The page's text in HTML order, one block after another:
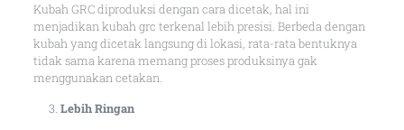
Kubah GRC diproduksi dengan cara dicetak, hal ini
menjadikan kubah grc terkenal lebih presisi. Berbeda dengan
kubah yang dicetak langsung di lokasi, rata-rata bentuknya
tidak sama karena memang proses produksinya gak
menggunakan cetakan.
Lebih Ringan